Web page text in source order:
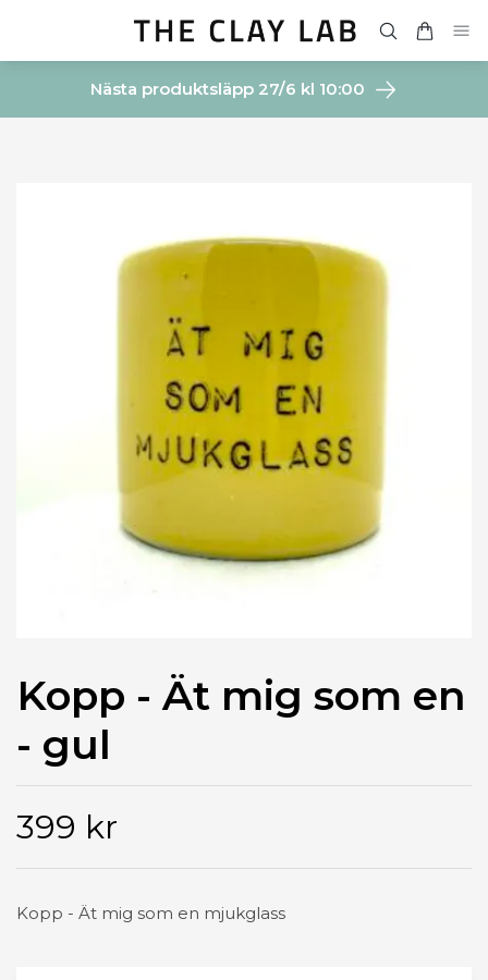
Nästa produktsläpp 27/6 kl 10:00
Kopp - Ät mig som en
- gul
399 kr
Kopp - Ät mig som en mjukglass